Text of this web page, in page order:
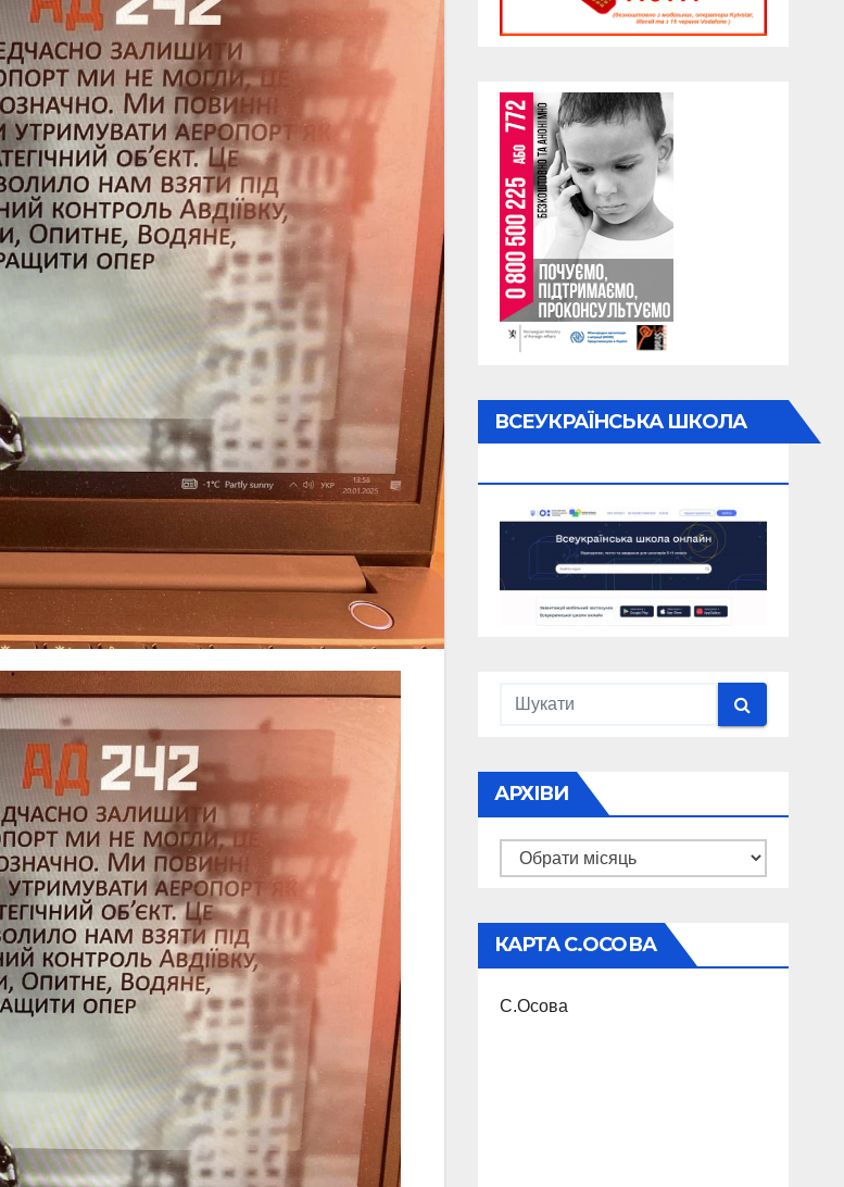
ВСЕУКРАЇНСЬКА ШКОЛА
АРХІВИ
Архіви
КАРТА С.ОСОВА
С.Осова